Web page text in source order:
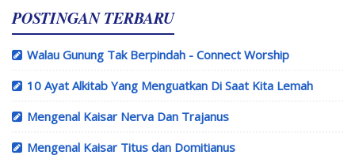
POSTINGAN TERBARU
Walau Gunung Tak Berpindah - Connect Worship
10 Ayat Alkitab Yang Menguatkan Di Saat Kita Lemah
Mengenal Kaisar Nerva Dan Trajanus
Mengenal Kaisar Titus dan Domitianus